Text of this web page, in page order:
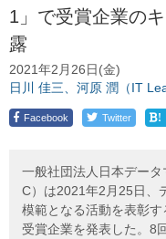
1」で受賞企業の
露
2021年2月26日(金)
日川 佳三、河原 潤（IT
Facebook Twitter !
一般社団法人日本デー
C）は2021年2月25日、
模範となる活動を表彰
受賞企業を発表した。8